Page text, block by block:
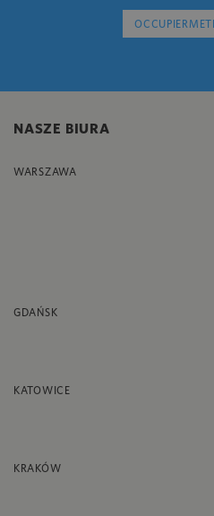
NASZE BIURA
WARSZAWA
GDAŃSK
KATOWICE
KRAKÓW